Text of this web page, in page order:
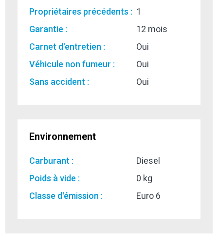
Propriétaires précédents : 1
Garantie :
12 mois
Carnet d'entretien :
Oui
Véhicule non fumeur :
Oui
Sans accident :
Oui
Environnement
Carburant :
Diesel
Poids à vide :
0 kg
Classe d'émission :
Euro 6